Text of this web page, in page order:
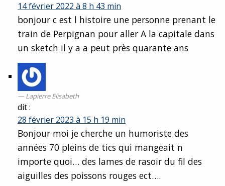
14 février 2022 à 8 h 43 min
bonjour c est l histoire une personne prenant le
train de Perpignan pour aller A la capitale dans
un sketch il y a a peut près quarante ans
Lapierre Elisabeth
dit :
28 février 2023 à 15 h 19 min
Bonjour moi je cherche un humoriste des
années 70 pleins de tics qui mangeait n
importe quoi… des lames de rasoir du fil des
aiguilles des poissons rouges ect….